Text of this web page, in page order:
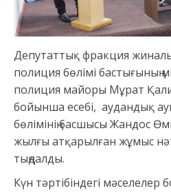
Депутаттық фракция
полиция бөлімі бастығының
полиция майоры Мұрат
бойынша есебі, аудандық
бөлімінің басшысы Жандос
жылғы атқарылған жұмыс
тыңдалды.
Күн тәртібіндегі